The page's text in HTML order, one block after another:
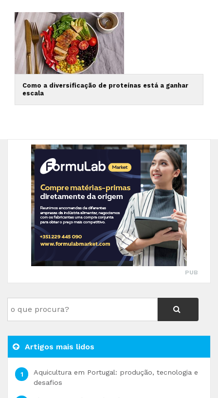
Como a diversificação de proteínas está a ganhar
escala
PUB
Artigos mais lidos
Aquicultura em Portugal: produção, tecnologia e
desafios